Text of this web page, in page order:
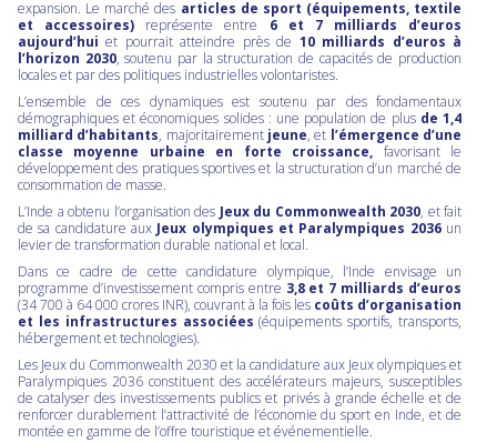
expansion. Le marché des articles de sport (équipements, textile
et accessoires) représente entre 6 et 7 milliards d’euros
aujourd’hui et pourrait atteindre près de 10 milliards d’euros à
l’horizon 2030, soutenu par la structuration de capacités de production
locales et par des politiques industrielles volontaristes.
L’ensemble de ces dynamiques est soutenu par des fondamentaux
démographiques et économiques solides : une population de plus de 1,4
milliard d’habitants, majoritairement jeune, et l’émergence d’une
classe moyenne urbaine en forte croissance, favorisant le
développement des pratiques sportives et la structuration d’un marché de
consommation de masse.
L’Inde a obtenu l’organisation des Jeux du Commonwealth 2030, et fait
de sa candidature aux Jeux olympiques et Paralympiques 2036un
levier de transformation durable national et local.
Dans ce cadre de cette candidature olympique, l’Inde envisage un
programme d’investissement compris entre 3,8 et 7 milliards d’euros
(34 700 à 64 000 crores INR), couvrant à la fois les coûts d’organisation
et les infrastructures associées (équipements sportifs, transports,
hébergement et technologies).
Les Jeux du Commonwealth 2030 et la candidature aux Jeux olympiques et
Paralympiques 2036 constituent des accélérateurs majeurs, susceptibles
de catalyser des investissements publics et privés à grande échelle et de
renforcer durablement l’attractivité de l’économie du sport en Inde, et de
montée en gamme de l’offre touristique et événementielle.